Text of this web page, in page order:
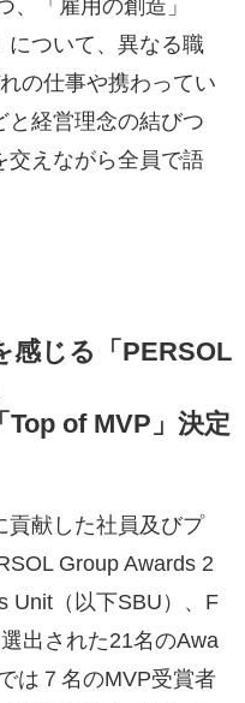
、「雇用の創造」
について、異なる職
の仕事や携わってい
と経営理念の結びつ
交えながら全員で語
感じる「PERSOL
of MVP」決定
貢献した社員及びプ
Group Awards 2
Unit（以下SBU）、F
出された21名のAwa
は７名のMVP受賞者